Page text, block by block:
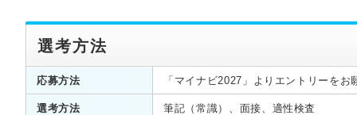
選考方法
応募方法 「マイナビ2027」よりエントリーをお
選考方法
筆記（常識）、面接、適性検査